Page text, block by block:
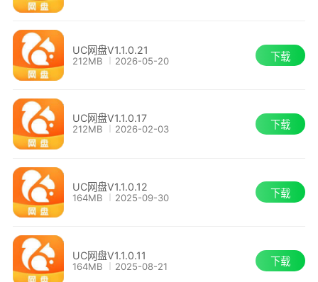
你的网速有多快，下载速度就能多快。
3.超级视频播放器 影视大片爽快看
免费2倍速播放，最高支持5倍速。
支持手机投屏，大屏观影更沉浸。
4.相册自动备份 美好回忆永久珍藏
支持图片、视频自动备份。
UC网盘V1.1.0.21
212MB 2026-05-20 下载
UC网盘V1.1.0.17
212MB 2026-02-03 下载
UC网盘V1.1.0.12
164MB 2025-09-30 下载
UC网盘V1.1.0.11
164MB 2025-08-21 下载